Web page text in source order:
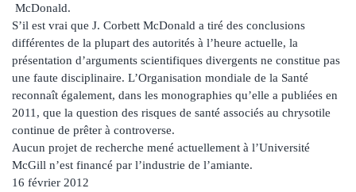
McDonald.
S’il est vrai que J. Corbett McDonald a tiré des conclusions
différentes de la plupart des autorités à l’heure actuelle, la
présentation d’arguments scientifiques divergents ne constitue pas
une faute disciplinaire. L’Organisation mondiale de la Santé
reconnaît également, dans les monographies qu’elle a publiées en
2011, que la question des risques de santé associés au chrysotile
continue de prêter à controverse.
Aucun projet de recherche mené actuellement à l’Université
McGill n’est financé par l’industrie de l’amiante.
16 février 2012